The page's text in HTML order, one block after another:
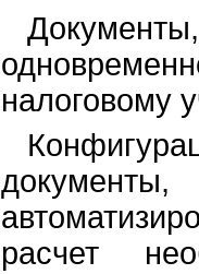
налоговому
расчет